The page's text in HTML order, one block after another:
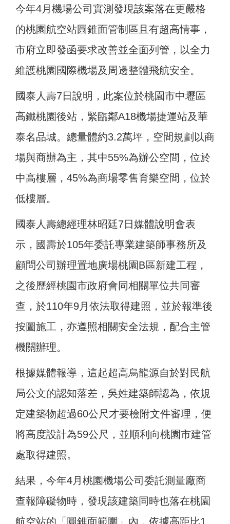
今年4月機場公司實測發現該案落在更嚴格
的桃園航空站圓錐面管制區且有超高情事，
市府立即發函要求改善並全面列管，以全力
維護桃園國際機場及周邊整體飛航安全。
國泰人壽7日說明，此案位於桃園市中壢區
高鐵桃園後站，緊臨鄰A18機場捷運站及華
泰名品城。總量體約3.2萬坪，空間規劃以商
場與商辦為主，其中55%為辦公空間，位於
中高樓層，45%為商場零售育樂空間，位於
低樓層。
國泰人壽總經理林昭廷7日媒體說明會表
示，國壽於105年委託專業建築師事務所及
顧問公司辦理置地廣場桃園B區新建工程，
之後歷經桃園市政府會同相關單位共同審
查，於110年9月依法取得建照，並於報準後
按圖施工，亦遵照相關安全法規，配合主管
機關辦理。
根據媒體報導，這起超高烏龍源自於對民航
局公文的認知落差，吳姓建築師認為，依規
定建築物超過60公尺才要檢附文件審理，便
將高度設計為59公尺，並順利向桃園市建管
處取得建照。
結果，今年4月桃園機場公司委託測量廠商
查報障礙物時，發現該建築同時也落在桃園
航空站的「圓錐面範圍」內，依據高距比1